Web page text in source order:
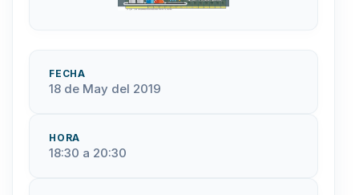
FECHA
18 de May del 2019
HORA
18:30 a 20:30